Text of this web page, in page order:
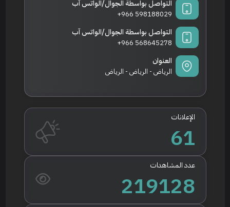
التواصل بواسطة الجوال/الواتس آب
+966 598188029
التواصل بواسطة الجوال/الواتس آب
+966 568645278
العنوان
الرياض - الرياض - الرياض
الإعلانات
61
عدد المشاهدات
219128